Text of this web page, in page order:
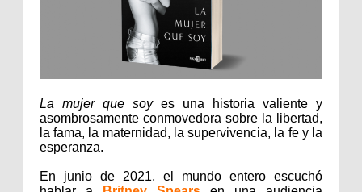
La mujer que soyes una historia valiente y
asombrosamente conmovedora sobre la libertad,
la fama, la maternidad, la supervivencia, la fe y la
esperanza.
En junio de 2021, el mundo entero escuchó